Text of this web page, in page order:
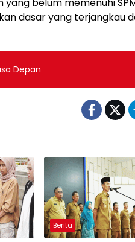
dasar yang terjangkau
Depan
Berita